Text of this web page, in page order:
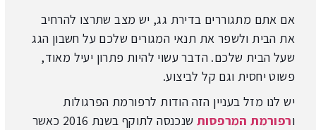
אם אתם מתגוררים בדירת גג, יש מצב שתרצו להרחיב
את הבית ולשפר את תנאי המגורים שלכם על חשבון הגג
שעל הבית שלכם. הדבר עשוי להיות פתרון יעיל מאוד,
פשוט יחסית וגם קל לביצוע.
יש לנו מזל בעניין הזה הודות לרפורמת הפרגולות
ורפורמת המרפסות
שנכנסה לתוקף בשנת 2016 כאשר